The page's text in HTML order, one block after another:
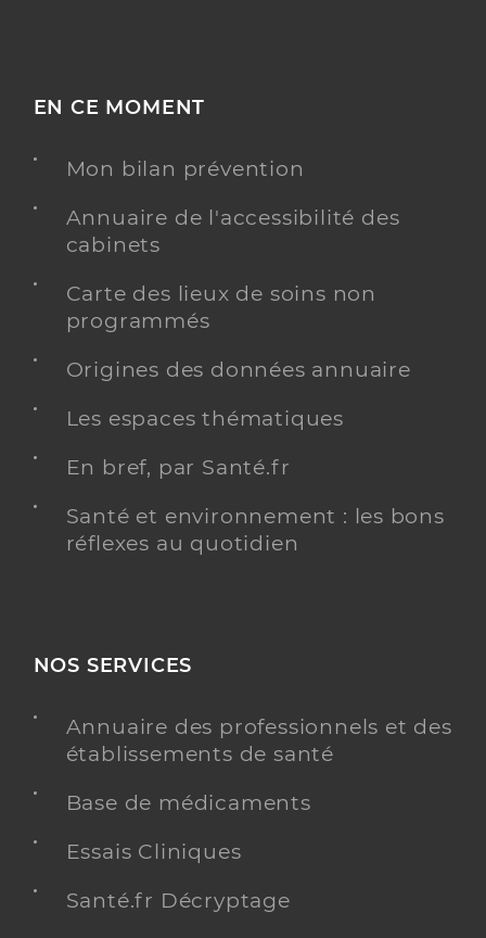
EN CE MOMENT
Mon bilan prévention
Annuaire de l'accessibilité des
cabinets
Carte des lieux de soins non
programmés
Origines des données annuaire
Les espaces thématiques
En bref, par Santé.fr
Santé et environnement : les bons
réflexes au quotidien
NOS SERVICES
Annuaire des professionnels et des
établissements de santé
Base de médicaments
Essais Cliniques
Santé.fr Décryptage